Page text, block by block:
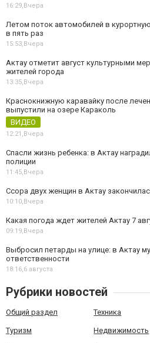
16:29, Вчера
Летом поток автомобилей в
в пять раз
15:53, Вчера
Актау отметит август культурными
жителей города
13:35, Вчера
Краснокнижную каравайку после
выпустили на озере Караколь
ВИДЕО
12:21, Вчера
Спасли жизнь ребенка: в Актау
полиции
11:45, Вчера
Ссора двух женщин в Актау
10:10, Вчера
Какая погода ждет жителей Актау 7
09:19, Вчера
Выбросил петарды на улице: в Актау
ответственности
18:16, 6 августа
Рубрики новостей
Общий раздел Техника
Туризм Недвижимость